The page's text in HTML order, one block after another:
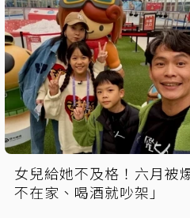
女兒給她不及格！六月被
不在家、喝酒就吵架」